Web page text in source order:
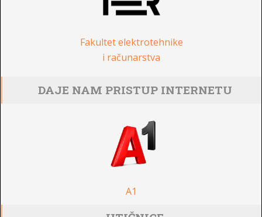
Fakultet elektrotehnike
i računarstva
DAJE NAM PRISTUP INTERNETU
A1